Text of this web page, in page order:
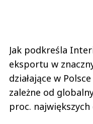
Jak podkreśla
eksportu w
działające w
zależne od
proc.